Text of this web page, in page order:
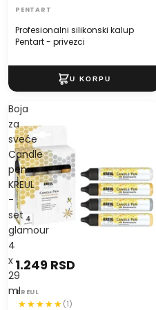
Profesionalni silikonski kalup
Pentart - privezci
PENTART
Boja
za
sveće
Candle
pen
KREUL
-
set
glamour
4
x
29
ml
1.249 RSD
KREUL
(1)